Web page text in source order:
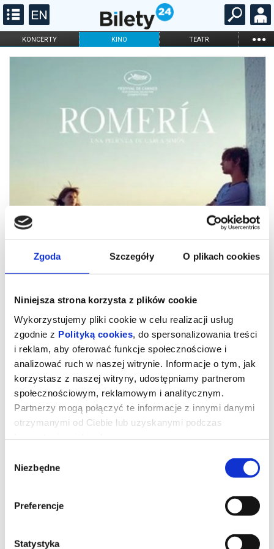
Zgoda Szczegóły O plikach cookies
Niniejsza strona korzysta z plików cookie
Wykorzystujemy pliki cookie w celu realizacji usług
zgodnie z Polityką cookies , do spersonalizowania treści
i reklam, aby oferować funkcje społecznościowe i
analizować ruch w naszej witrynie. Informacje o tym, jak
korzystasz z naszej witryny, udostępniamy partnerom
społecznościowym, reklamowym i analitycznym.
Partnerzy mogą połączyć te informacje z innymi danymi
otrzymanymi od Ciebie lub uzyskanymi podczas
zgody
Niezbędne
Preferencje
Statystyka
KONCERTY KINO TEATR ...
FILHARMONIA OPERA I BALET
ONLINE
choć rozgrywa się w kręgu jednej rodziny, zrywa ze zbiorowym
wstydem i wyparciem. Carla Simón tym razem zabiera nas do
hiszpańskiej Galicji, by odtworzyć pewne lato z własnej młodości.
niezbędny, by dostała studenckie stypendium. Pozornie błahy,
biurokratyczny wymóg wydobywa na jaw rodzinną tajemnicę, jest